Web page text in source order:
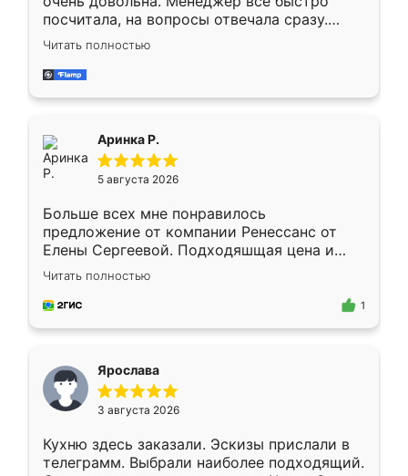
посчитала, на вопросы отвечала сразу.
Замерщик приехал в субботу, подошёл к
делу со всей ответственностью. Собрали
за день, ребята работали аккуратно, даже
Читать полностью
Аринка Р.
5 августа 2026
Больше всех мне понравилось
предложение от компании Ренессанс от
Елены Сергеевой. Подходяшщая цена и
короткие сроки изготовления. Приехавший
для замера сотрудник Владислав
предложил по моему эскизу самый
Читать полностью
1
Ярослава
3 августа 2026
Кухню здесь заказали. Эскизы прислали в
телеграмм. Выбрали наиболее подходящий.